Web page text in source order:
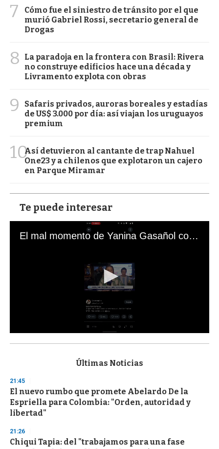
7
Cómo fue el siniestro de tránsito por el que
murió Gabriel Rossi, secretario general de
Drogas
8
La paradoja en la frontera con Brasil: Rivera
no construye edificios hace una década y
Livramento explota con obras
9
Safaris privados, auroras boreales y estadías
de US$ 3.000 por día: así viajan los uruguayos
premium
10Así detuvieron al cantante de trap Nahuel
One23 y a chilenos que explotaron un cajero
en Parque Miramar
Te puede interesar
El mal momento de Yanina Gasañol con un hincha argentino en "Subrayado"
s
d
s
o
f
3
s
e
c
Últimas Noticias
21:45
El nuevo rumbo que promete Abelardo De la
Espriella para Colombia: "Orden, autoridad y
libertad"
21:26
Chiqui Tapia: del "trabajamos para una fase